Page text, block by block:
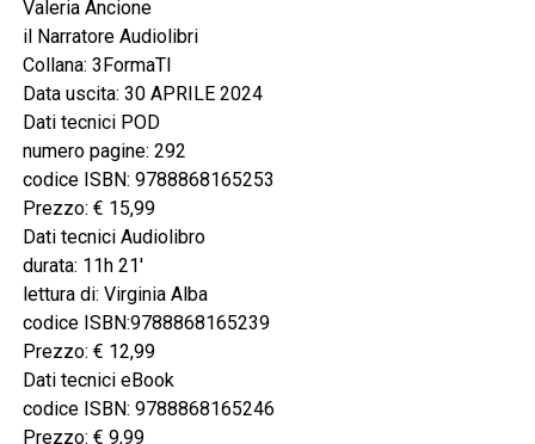
Valeria Ancione
il Narratore Audiolibri
Collana: 3FormaTI
Data uscita: 30 APRILE 2024
Dati tecnici POD
numero pagine: 292
codice ISBN: 9788868165253
Prezzo: € 15,99
Dati tecnici Audiolibro
durata: 11h 21′
lettura di: Virginia Alba
codice ISBN:9788868165239
Prezzo: € 12,99
Dati tecnici eBook
codice ISBN: 9788868165246
Prezzo: € 9,99